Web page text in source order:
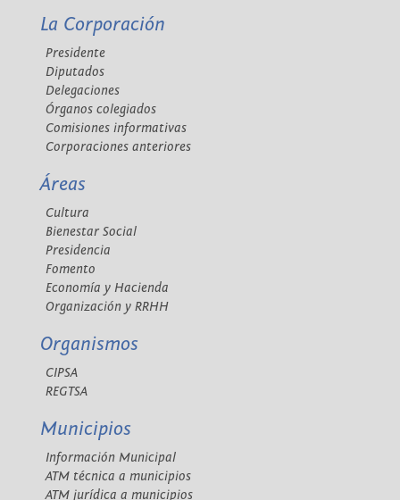
La Corporación
Presidente
Diputados
Delegaciones
Órganos colegiados
Comisiones informativas
Corporaciones anteriores
Áreas
Cultura
Bienestar Social
Presidencia
Fomento
Economía y Hacienda
Organización y RRHH
Organismos
CIPSA
REGTSA
Municipios
Información Municipal
ATM técnica a municipios
ATM jurídica a municipios